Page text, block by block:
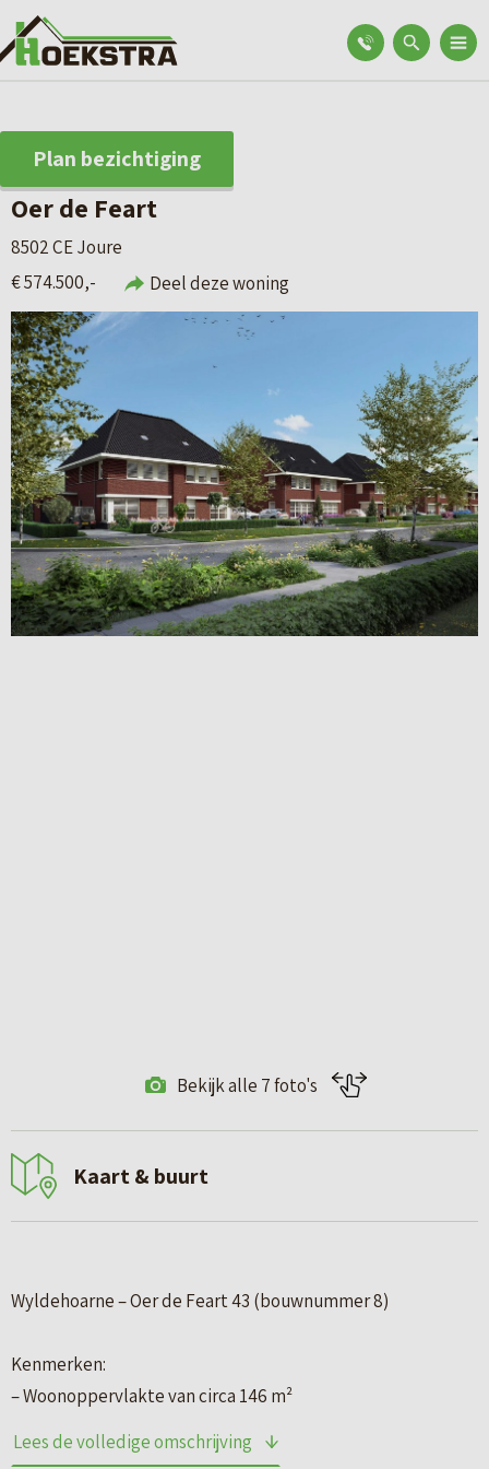
Plan bezichtiging
Oer de Feart
8502 CE Joure
€ 574.500,-
Deel deze woning
Bekijk alle 7 foto's
Kaart & buurt
Wyldehoarne – Oer de Feart 43 (bouwnummer 8)
Kenmerken:
– Woonoppervlakte van circa 146 m²
– deze woning wordt aan de achterzijde op de begane
Lees de volledige omschrijving